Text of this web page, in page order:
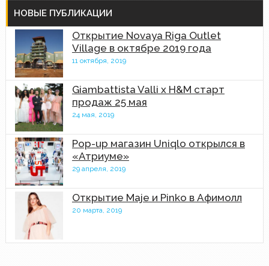
НОВЫЕ ПУБЛИКАЦИИ
Открытие Novaya Riga Outlet
Village в октябре 2019 года
11 октября, 2019
Giambattista Valli x H&M старт
продаж 25 мая
24 мая, 2019
Pop-up магазин Uniqlo открылся в
«Атриуме»
29 апреля, 2019
Открытие Maje и Pinko в Афимолл
20 марта, 2019